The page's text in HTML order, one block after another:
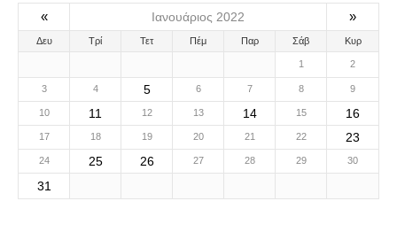
« Ιανουάριος 2022 »
Δευ Τρί Τετ Πέμ Παρ Σάβ Κυρ
1 2
3 4 5 6 7 8 9
10 11 12 13 14 15 16
17 18 19 20 21 22 23
24 25 26 27 28 29 30
31